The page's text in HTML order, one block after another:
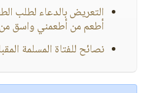
التعريض بالدعاء لطلب
أطعم من أطعمني واسق
نصائح للفتاة المسلمة